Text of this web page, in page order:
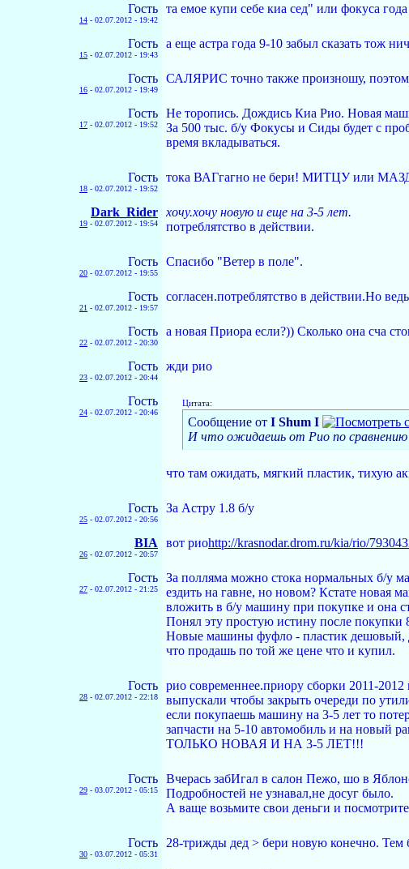
Гость
14 - 02.07.2012 - 19:42
та емое купи себе киа сед" или фокуса
Гость
15 - 02.07.2012 - 19:43
а еще астра года 9-10 забыл сказать тож
Гость
16 - 02.07.2012 - 19:49
САЛЯРИС точно также произношу,
Гость
17 - 02.07.2012 - 19:52
Не торопись. Дождись Киа Рио. Новая
За 500 тыс. б/у Фокусы и Сиды будет с
время вкладываться.
Гость
18 - 02.07.2012 - 19:52
тока ВАГгагно не бери! МИТЦУ или
Dark_Rider
19 - 02.07.2012 - 19:54
хочу.хочу новую и еще на 3-5 лет.
потреблятство в действии.
Гость
20 - 02.07.2012 - 19:55
Спасибо "Ветер в поле".
Гость
21 - 02.07.2012 - 19:57
согласен.потреблятство в действии.Но
Гость
22 - 02.07.2012 - 20:30
а новая Приора если?)) Сколько она сча
Гость
23 - 02.07.2012 - 20:44
жди рио
Гость
24 - 02.07.2012 - 20:46
Цитата:
Сообщение от I Shum I
И что ожидаешь от Рио по сравнению
что там ожидать, мягкий пластик, тихую
Гость
25 - 02.07.2012 - 20:56
За Астру 1.8 б/у
BIA
26 - 02.07.2012 - 20:57
вот риоhttp://krasnodar.drom.ru/kia/rio/
Гость
27 - 02.07.2012 - 21:25
За полляма можно стока нормальных б/у
ездить на гавне, но новом? Кстате новая
вложить в б/у машину при покупке и она
Понял эту простую истину после покупки
Новые машины фуфло - пластик дешовый,
что продашь по той же цене что и купил.
Гость
28 - 02.07.2012 - 22:18
рио современнее.приору сборки 2011-
выпускали чтобы закрыть очереди по
если покупаешь машину на 3-5 лет то
запчасти на 5-10 автомобиль и на новый
ТОЛЬКО НОВАЯ И НА 3-5 ЛЕТ!!!
Гость
29 - 03.07.2012 - 05:15
Вчерась забИгал в салон Пежо, шо в
Подробностей не узнавал,не досуг было.
А ваще возьмите свои деньги и
Гость
30 - 03.07.2012 - 05:31
28-трижды дед > бери новую конечно. Тем